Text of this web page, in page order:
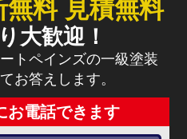
料 見積無料
大歓迎！
トペインズの一級塗装
お答えします。
お電話できます